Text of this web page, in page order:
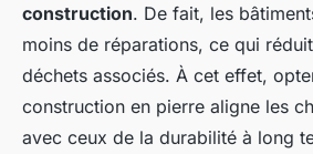
construction. De fait, les
moins de réparations, ce qui
déchets associés. À cet effet,
construction en pierre aligne les
avec ceux de la durabilité à long